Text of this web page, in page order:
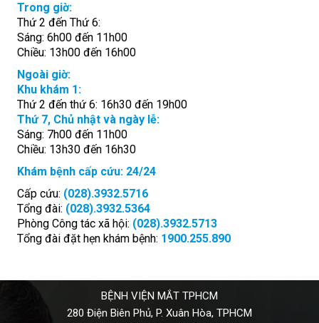
Trong giờ:
Thứ 2 đến Thứ 6:
Sáng: 6h00 đến 11h00
Chiều: 13h00 đến 16h00
Ngoài giờ:
Khu khám 1:
Thứ 2 đến thứ 6: 16h30 đến 19h00
Thứ 7, Chủ nhật và ngày lễ:
Sáng: 7h00 đến 11h00
Chiều: 13h30 đến 16h30
Khám bệnh cấp cứu: 24/24
Cấp cứu: (028).3932.5716
Tổng đài: (028).3932.5364
Phòng Công tác xã hội: (028).3932.5713
Tổng đài đặt hẹn khám bệnh: 1900.255.890
BỆNH VIỆN MẮT TPHCM
280 Điện Biên Phủ, P. Xuân Hòa, TPHCM